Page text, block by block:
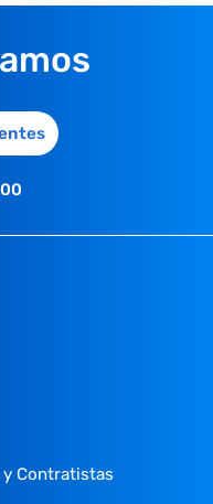
Contratistas